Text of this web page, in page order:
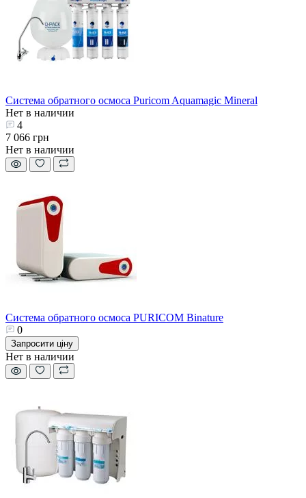
Система обратного осмоса Puricom Aquamagic Mineral
Нет в наличии
4
7 066 грн
Нет в наличии
Система обратного осмоса PURICOM Binature
0
Запросити ціну
Нет в наличии